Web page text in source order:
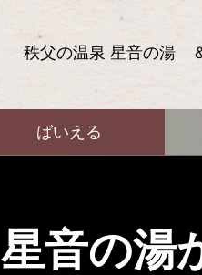
秩父の温泉 星音の湯
ばいえる
星音の湯